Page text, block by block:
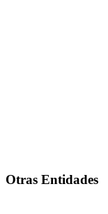
Otras Entidades